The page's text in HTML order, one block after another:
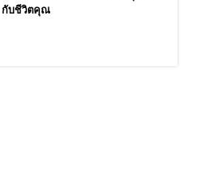
กับชีวิตคุณ